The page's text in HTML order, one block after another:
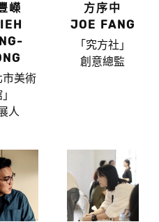
嶸
市美術
人
方序中
JOE FANG
「究方社」
創意總監